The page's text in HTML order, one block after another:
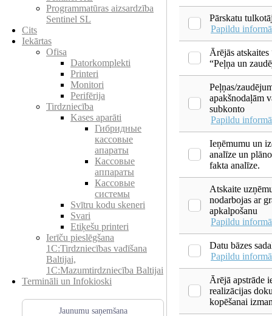
Programmatūras aizsardzība
Sentinel SL
Cits
Iekārtas
Ofisa
Datorkomplekti
Printeri
Monitori
Perifērija
Tirdzniecība
Kases aparāti
Гибридные
кассовые
апараты
Кассовые
аппараты
Кассовые
системы
Svītru kodu skeneri
Svari
Etiķešu printeri
Ierīču pieslēgšana
1C:Tirdzniecības vadīšana
Baltijai,
1C:Mazumtirdzniecība Baltijai
Termināli un Infokioski
Jaunumu saņemšana
Pārskatu
Papildu
Ārējās
“Peļņa un
Peļņas/
apakšnodaļām
subkonto
Papildu
Ieņēmumu un
analīze un
fakta analīze.
Atskaite
nodarbojas ar
apkalpošanu
Papildu
Datu bāzes
Papildu
Ārējā apstrāde
realizācijas
kopēšanai